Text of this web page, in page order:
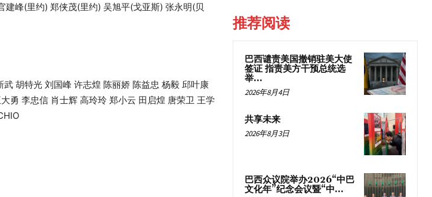
峰(里约) 郑侠茂(里约) 吴旭平(戈亚斯) 张永明(贝
胡特光 刘国峰 许志煌 陈丽娇 陈益忠 杨毅 邱叶康
勇 李忠信 肖士辉 高玲玲 郑小云 田启煌 唐荣卫 王学
推荐阅读
巴西谴责美国撤销驻美大使
签证 指责美方干预总统选
举...
2026年8月4日
共享未来
2026年8月3日
巴西众议院举办2026“中巴
文化年”纪念会议暨“中...